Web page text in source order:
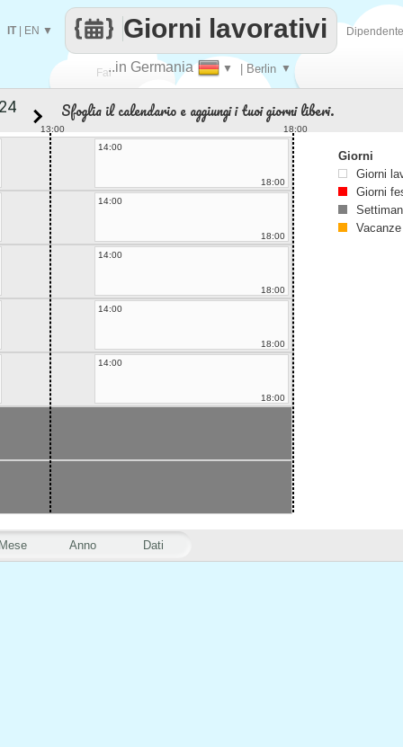
Fai..in Germania ▼ | Berlin ▼
Giorni lavorativi
IT| EN ▼
Anno Dati
Sfoglia il calendario e aggiungi i tuoi giorni liberi.
13:00
18:00
14:00
18:00
14:00
18:00
14:00
18:00
14:00
18:00
14:00
18:00
Giorni
Giorni
Giorni
Vacanze